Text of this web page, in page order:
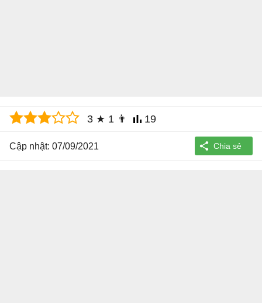
3 ★ 1 👨 19
Cập nhật: 07/09/2021